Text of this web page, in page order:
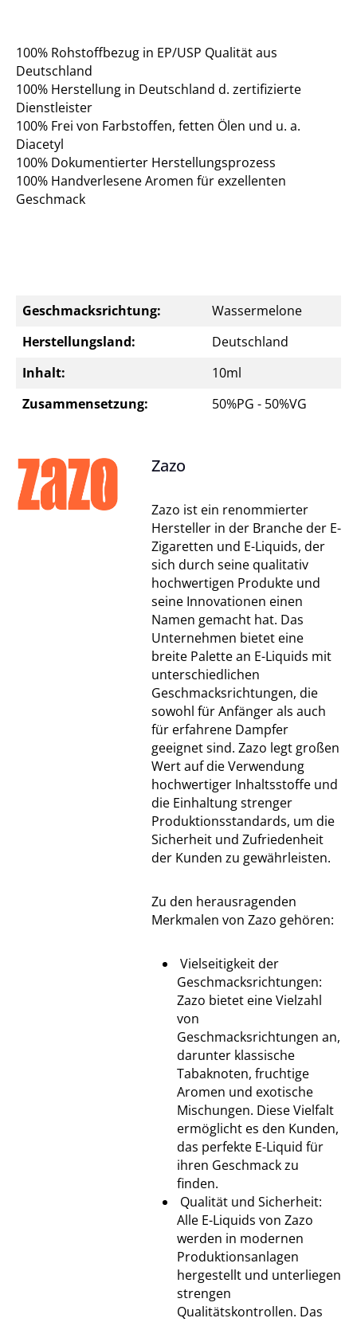
100% Rohstoffbezug in EP/USP Qualität aus
Deutschland
100% Herstellung in Deutschland d. zertifizierte
Dienstleister
100% Frei von Farbstoffen, fetten Ölen und u. a.
Diacetyl
100% Dokumentierter Herstellungsprozess
100% Handverlesene Aromen für exzellenten
Geschmack
Geschmacksrichtung:
Wassermelone
Herstellungsland:
Deutschland
Inhalt:
10ml
Zusammensetzung:
50%PG - 50%VG
Zazo
Zazo ist ein renommierter
Hersteller in der Branche der E-
Zigaretten und E-Liquids, der
sich durch seine qualitativ
hochwertigen Produkte und
seine Innovationen einen
Namen gemacht hat. Das
Unternehmen bietet eine
breite Palette an E-Liquids mit
unterschiedlichen
Geschmacksrichtungen, die
sowohl für Anfänger als auch
für erfahrene Dampfer
geeignet sind. Zazo legt großen
Wert auf die Verwendung
hochwertiger Inhaltsstoffe und
die Einhaltung strenger
Produktionsstandards, um die
Sicherheit und Zufriedenheit
der Kunden zu gewährleisten.
Zu den herausragenden
Merkmalen von Zazo gehören:
Vielseitigkeit der
Geschmacksrichtungen:
Zazo bietet eine Vielzahl
von
Geschmacksrichtungen an,
darunter klassische
Tabaknoten, fruchtige
Aromen und exotische
Mischungen. Diese Vielfalt
ermöglicht es den Kunden,
das perfekte E-Liquid für
ihren Geschmack zu
finden.
Qualität und Sicherheit:
Alle E-Liquids von Zazo
werden in modernen
Produktionsanlagen
hergestellt und unterliegen
strengen
Qualitätskontrollen. Das